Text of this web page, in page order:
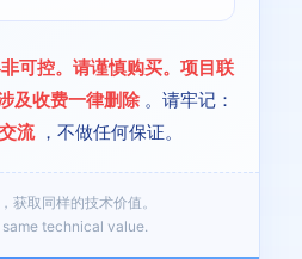
可控。请谨慎购买。项目联
及收费一律删除 。请牢记：
流 ，不做任何保证。
获取同样的技术价值。
technical value.